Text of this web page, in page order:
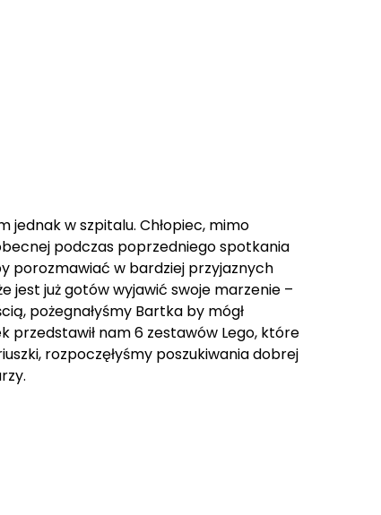
w szpitalu. Chłopiec, mimo
podczas poprzedniego spotkania
porozmawiać w bardziej przyjaznych
jest już gotów wyjawić swoje marzenie –
pożegnałyśmy Bartka by mógł
przedstawił nam 6 zestawów Lego, które
rozpoczęłyśmy poszukiwania dobrej